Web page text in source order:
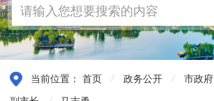
当前位置： 首页 / 政务公开 / 市政府